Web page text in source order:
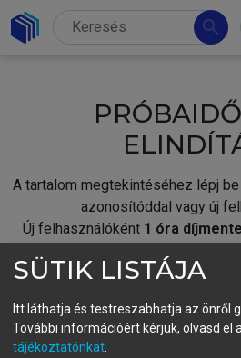
search
A tartalom megtekintéséhez lépj
azonosítóddal vagy új
Új felhasználóként 1 óra
fiókoddal,vagy hozz
A regisztráció után a
SÜTIK LISTÁJA
Itt láthatja és testreszabhatja az önről
További információért kérjük, olvasd el
tájékoztatónkat